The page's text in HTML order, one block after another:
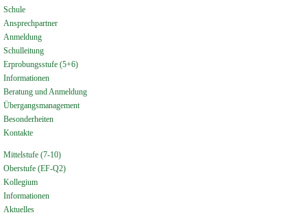
Schule
Ansprechpartner
Anmeldung
Schulleitung
Erprobungsstufe (5+6)
Informationen
Beratung und Anmeldung
Übergangsmanagement
Besonderheiten
Kontakte
Mittelstufe (7-10)
Oberstufe (EF-Q2)
Kollegium
Informationen
Aktuelles